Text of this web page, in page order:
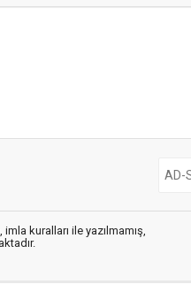
kuralları ile yazılmamış,